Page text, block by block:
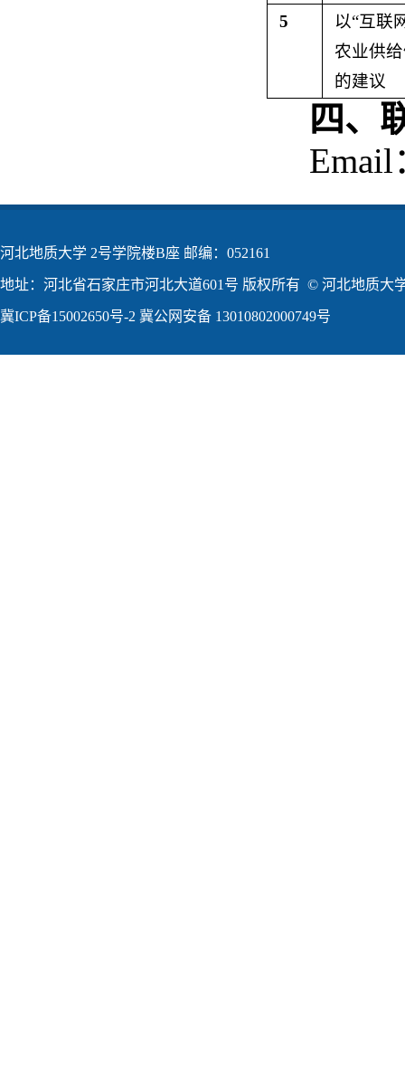
5
以“互联
农业供
的建议
四、
Email
河北地质大学 2号学院楼B座 邮编：052161
地址：河北省石家庄市河北大道601号 版权所有 © 河北地质大
冀ICP备15002650号-2 冀公网安备 13010802000749号